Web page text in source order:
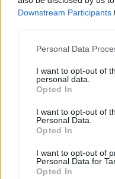
Downstream Participants
Please note that this
not limited to your visit
grant or deny consent to
use your data for below
consent section.
Personal Data
I want to opt-out of
personal data.
Opted In
I want to opt-out of
Personal Data.
Opted In
I want to opt-out of
Personal Data for
Opted In
Διαβάζονται αυτή
Η χαμηλή…
πυρόπληκτα
του ΣΥΡΙΖΑ